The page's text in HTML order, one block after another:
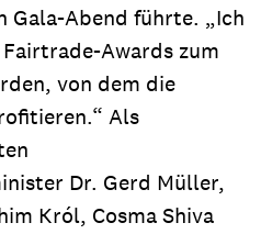
Gala-Abend führte. „Ich
Awards zum
von dem die
Als
Dr. Gerd Müller,
Król, Cosma Shiva